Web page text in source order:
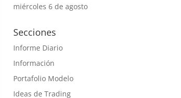
miércoles 6 de agosto
Secciones
Informe Diario
Información
Portafolio Modelo
Ideas de Trading